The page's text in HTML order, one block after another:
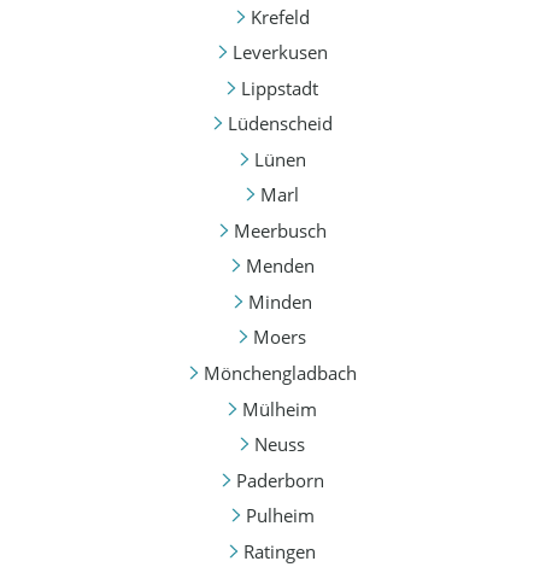
Krefeld
Leverkusen
Lippstadt
Lüdenscheid
Lünen
Marl
Meerbusch
Menden
Minden
Moers
Mönchengladbach
Mülheim
Neuss
Paderborn
Pulheim
Ratingen